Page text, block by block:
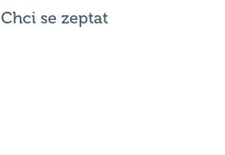
Chci se zeptat